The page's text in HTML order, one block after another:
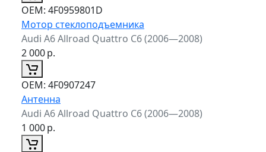
ОЕМ: 4F0959801D
Мотор стеклоподъемника
Audi A6 Allroad Quattro C6 (2006—2008)
2 000р.
ОЕМ: 4F0907247
Антенна
Audi A6 Allroad Quattro C6 (2006—2008)
1 000р.